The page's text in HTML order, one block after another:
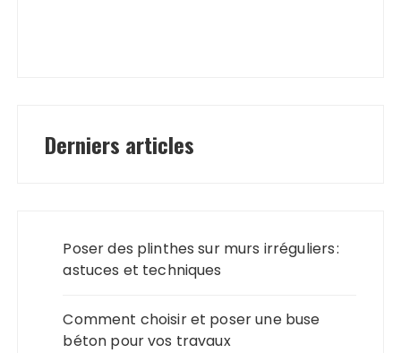
Derniers articles
Poser des plinthes sur murs irréguliers :
astuces et techniques
Comment choisir et poser une buse
béton pour vos travaux